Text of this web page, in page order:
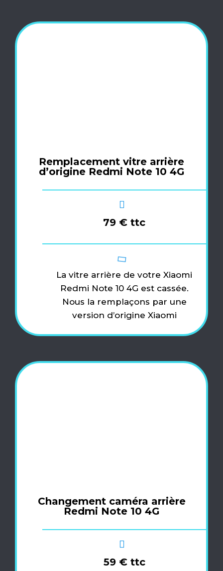
Remplacement vitre arrière
d’origine Redmi Note 10 4G
79 € ttc
La vitre arrière de votre Xiaomi
Redmi Note 10 4G est cassée.
Nous la remplaçons par une
version d’origine Xiaomi
Changement caméra arrière
Redmi Note 10 4G
59 € ttc